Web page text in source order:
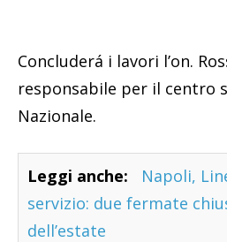
Concluderá i lavori l’on.
responsabile per il centro
Nazionale.
Leggi anche:
Napoli,
servizio: due fermate
dell’estate